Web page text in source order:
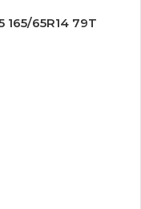
165/65R14 79T